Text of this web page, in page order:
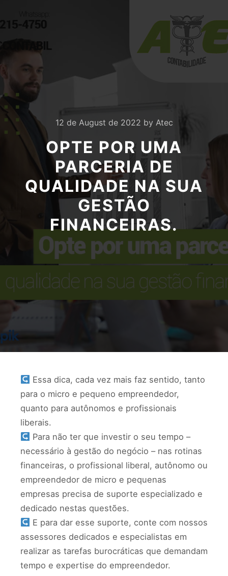
12 de August de 2022 by Atec
OPTE POR UMA
PARCERIA DE
QUALIDADE NA SUA
GESTÃO
FINANCEIRAS.
Essa dica, cada vez mais faz sentido, tanto
para o micro e pequeno empreendedor,
quanto para autônomos e profissionais
liberais.
Para não ter que investir o seu tempo –
necessário à gestão do negócio – nas rotinas
financeiras, o profissional liberal, autônomo ou
empreendedor de micro e pequenas
empresas precisa de suporte especializado e
dedicado nestas questões.
E para dar esse suporte, conte com nossos
assessores dedicados e especialistas em
realizar as tarefas burocráticas que demandam
tempo e expertise do empreendedor.